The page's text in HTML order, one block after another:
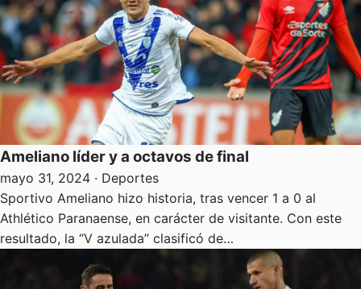
Ameliano líder y a octavos de final
mayo 31, 2024 · Deportes
Sportivo Ameliano hizo historia, tras vencer 1 a 0 al
Athlético Paranaense, en carácter de visitante. Con este
resultado, la “V azulada” clasificó de…